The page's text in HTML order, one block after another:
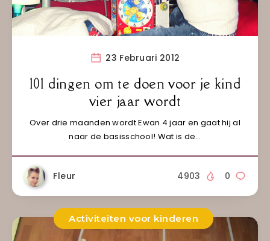
23 Februari 2012
101 dingen om te doen voor je kind
vier jaar wordt
Over drie maanden wordt Ewan 4 jaar en gaat hij al
naar de basisschool! Wat is de…
Fleur 0
4903
Activiteiten voor kinderen